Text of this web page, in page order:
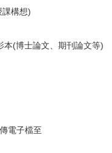
課構想)
本(博士論文、期刊論文等)
電子檔至